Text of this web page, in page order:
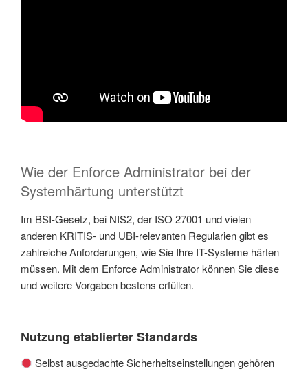
Wie der Enforce Administrator bei der
Systemhärtung unterstützt
Im BSI-Gesetz, bei NIS2, der ISO 27001 und vielen
anderen KRITIS- und UBI-relevanten Regularien gibt es
zahlreiche Anforderungen, wie Sie Ihre IT-Systeme härten
müssen. Mit dem Enforce Administrator können Sie diese
und weitere Vorgaben bestens erfüllen.
Nutzung etablierter Standards
Selbst ausgedachte Sicherheitseinstellungen gehören